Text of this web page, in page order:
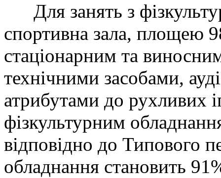
Для занять з
спортивна зала, площею
стаціонарним та
технічними засобами,
атрибутами до рухливих
фізкультурним
відповідно до Типового
обладнання становить